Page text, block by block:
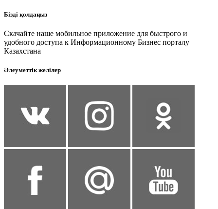
Бізді қолдаңыз
Скачайте наше мобильное приложение для быстрого и
удобного доступа к Информационному Бизнес порталу
Казахстана
Әлеуметтік желілер